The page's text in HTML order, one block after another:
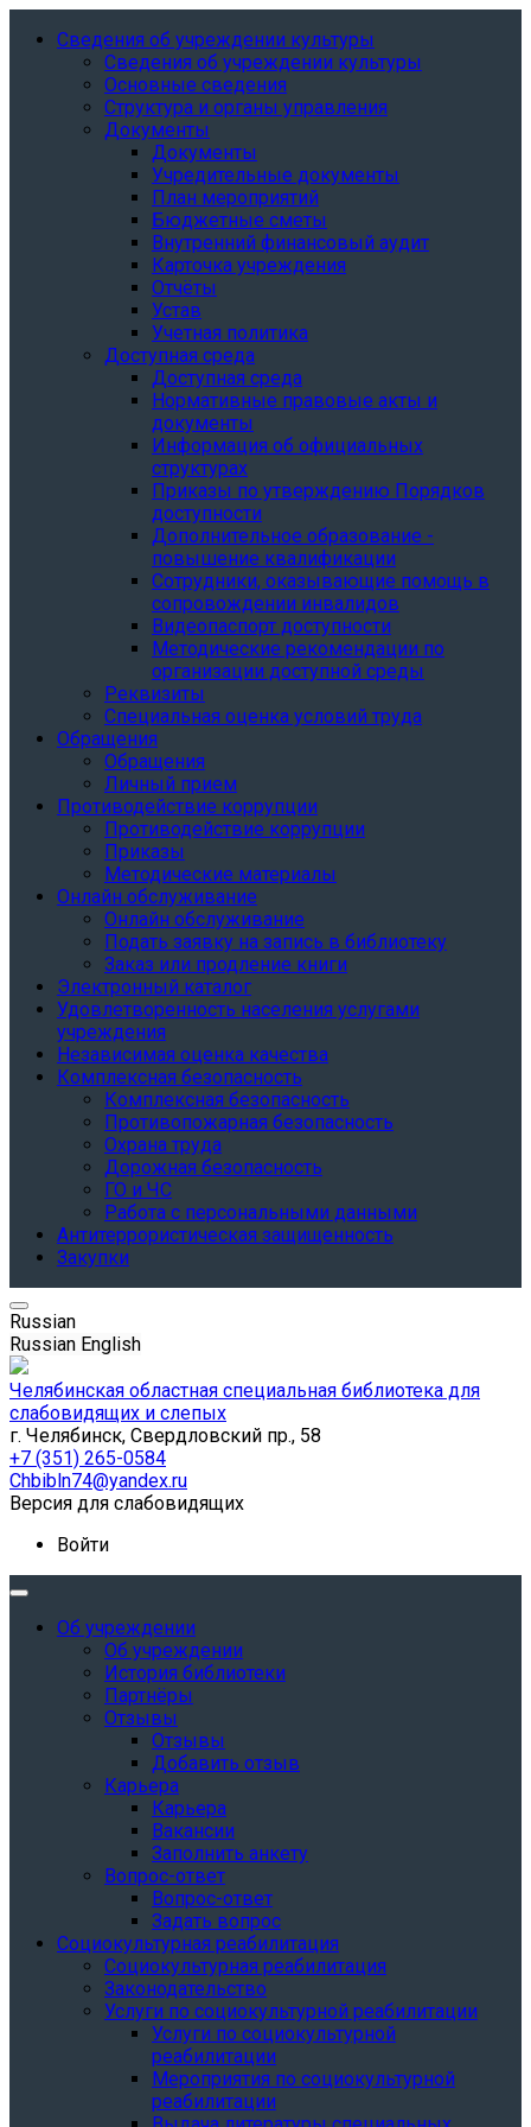
Сведения об учреждении культуры
Сведения об учреждении культуры
Основные сведения
Структура и органы управления
Документы
Документы
Учредительные документы
План мероприятий
Бюджетные сметы
Внутренний финансовый аудит
Карточка учреждения
Отчёты
Устав
Учетная политика
Доступная среда
Доступная среда
Нормативные правовые акты и
документы
Информация об официальных
структурах
Приказы по утверждению Порядков
доступности
Дополнительное образование -
повышение квалификации
Сотрудники, оказывающие помощь в
сопровождении инвалидов
Видеопаспорт доступности
Методические рекомендации по
организации доступной среды
Реквизиты
Специальная оценка условий труда
Обращения
Обращения
Личный прием
Противодействие коррупции
Противодействие коррупции
Приказы
Методические материалы
Онлайн обслуживание
Онлайн обслуживание
Подать заявку на запись в библиотеку
Заказ или продление книги
Электронный каталог
Удовлетворенность населения услугами
учреждения
Независимая оценка качества
Комплексная безопасность
Комплексная безопасность
Противопожарная безопасность
Охрана труда
Дорожная безопасность
ГО и ЧС
Работа с персональными данными
Антитеррористическая защищенность
Закупки
Russian
Russian English
Челябинская областная специальная библиотека для
слабовидящих и слепых
г. Челябинск, Свердловский пр., 58
+7 (351) 265-0584
Chbibln74@yandex.ru
Версия для слабовидящих
Войти
Об учреждении
Об учреждении
История библиотеки
Партнёры
Отзывы
Отзывы
Добавить отзыв
Карьера
Карьера
Вакансии
Заполнить анкету
Вопрос-ответ
Вопрос-ответ
Задать вопрос
Социокультурная реабилитация
Социокультурная реабилитация
Законодательство
Услуги по социокультурной реабилитации
Услуги по социокультурной
реабилитации
Мероприятия по социокультурной
реабилитации